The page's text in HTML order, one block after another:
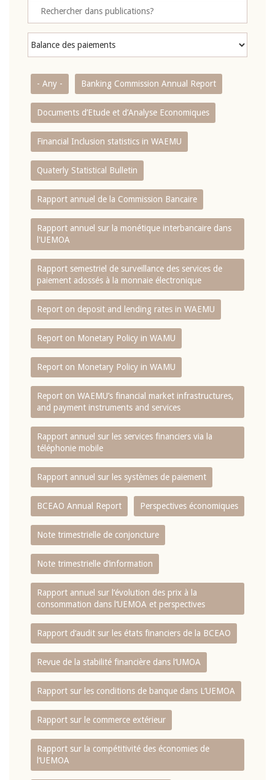
- Any - Banking Commission Annual Report
Documents d’Etude et d’Analyse Economiques
Financial Inclusion statistics in WAEMU
Quaterly Statistical Bulletin
Rapport annuel de la Commission Bancaire
Rapport annuel sur la monétique interbancaire dans
l'UEMOA
Rapport semestriel de surveillance des services de
paiement adossés à la monnaie électronique
Report on deposit and lending rates in WAEMU
Report on Monetary Policy in WAMU
Report on Monetary Policy in WAMU
Report on WAEMU’s financial market infrastructures,
and payment instruments and services
Rapport annuel sur les services financiers via la
téléphonie mobile
Rapport annuel sur les systèmes de paiement
BCEAO Annual Report Perspectives économiques
Note trimestrielle de conjoncture
Note trimestrielle d‘information
Rapport annuel sur l‘évolution des prix à la
consommation dans l‘UEMOA et perspectives
Rapport d‘audit sur les états financiers de la BCEAO
Revue de la stabilité financière dans l‘UMOA
Rapport sur les conditions de banque dans L‘UEMOA
Rapport sur le commerce extérieur
Rapport sur la compétitivité des économies de
l‘UEMOA